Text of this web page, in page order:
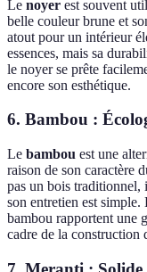
Le noyer est souvent
belle couleur brune et
atout pour un intérieur
essences, mais sa
le noyer se prête
encore son esthétique.
6. Bambou :
Le bambou est une
raison de son caractère
pas un bois traditionnel,
son entretien est
bambou rapportent une
cadre de la construction